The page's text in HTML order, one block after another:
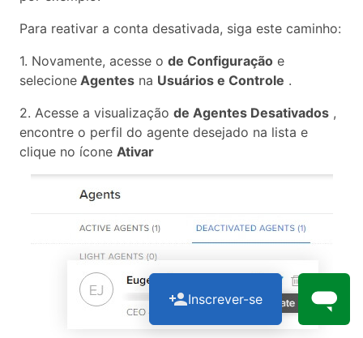
Para reativar a conta desativada, siga este caminho:
1. Novamente, acesse o de Configuração e
selecione Agentes na Usuários e Controle .
2. Acesse a visualização de Agentes Desativados ,
encontre o perfil do agente desejado na lista e
clique no ícone Ativar
Inscrever-se